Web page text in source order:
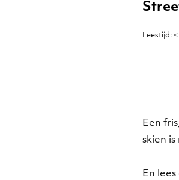
Leestijd: <
Een
skien
En